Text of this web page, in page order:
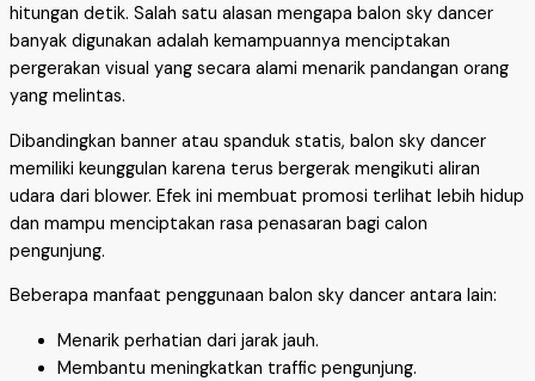
hitungan detik. Salah satu alasan mengapa balon sky dancer
banyak digunakan adalah kemampuannya menciptakan
pergerakan visual yang secara alami menarik pandangan orang
yang melintas.
Dibandingkan banner atau spanduk statis, balon sky dancer
memiliki keunggulan karena terus bergerak mengikuti aliran
udara dari blower. Efek ini membuat promosi terlihat lebih hidup
dan mampu menciptakan rasa penasaran bagi calon
pengunjung.
Beberapa manfaat penggunaan balon sky dancer antara lain:
Menarik perhatian dari jarak jauh.
Membantu meningkatkan traffic pengunjung.